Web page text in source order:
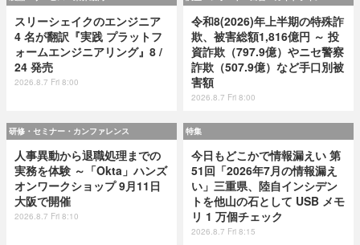
スリーシェイクのエンジニア
4 名が翻訳『実践 プラットフ
ォームエンジニアリング』8 /
24 発売
2026.8.7 Fri 8:00
令和8(2026)年上半期の特殊詐
欺、被害総額1,816億円 ～ 投
資詐欺（797.9億）やニセ警察
詐欺（507.9億）など手口別被
害額
2026.8.7 Fri 8:00
研修・セミナー・カンファレンス
人事異動から退職処理までの
実務を体験 ～「Okta」ハンズ
オンワークショップ 9月11日
大阪で開催
2026.8.7 Fri 8:10
特集
今日もどこかで情報漏えい 第
51回「2026年7月の情報漏え
い」三重県、陸自インシデン
トを他山の石として USB メモ
リ 1 万個チェック
2026.8.7 Fri 8:15